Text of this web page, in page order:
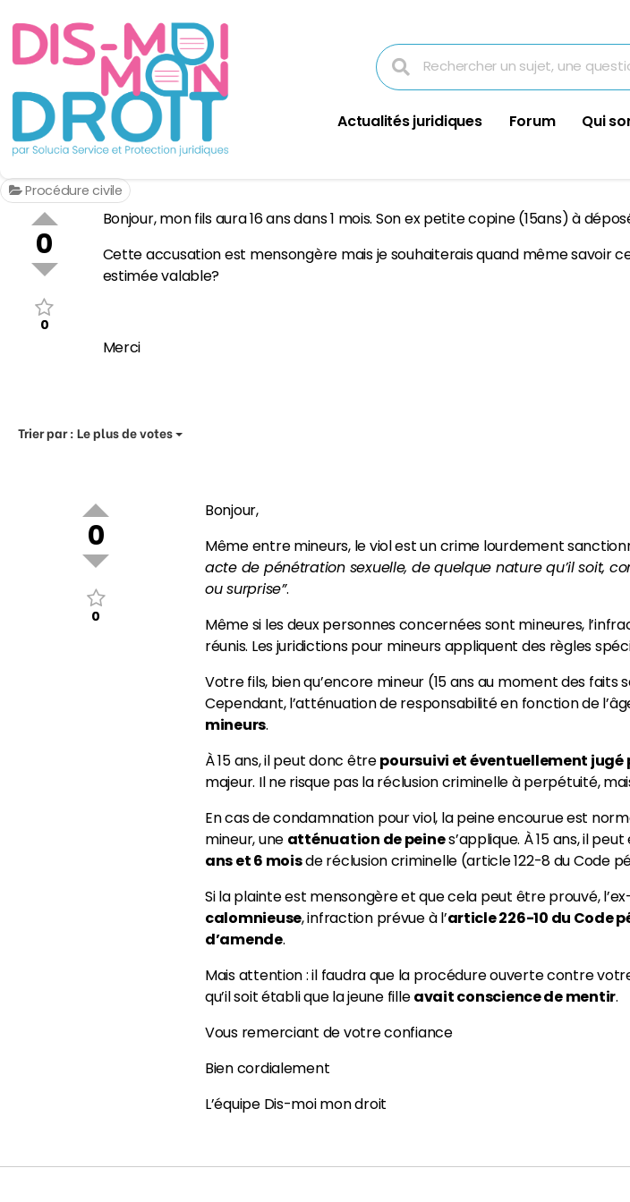
Actualités juridiques Forum Qui
Procédure civile
0
0
Bonjour, mon fils aura 16 ans dans 1 mois. Son ex petite copine (15ans) à
Cette accusation est mensongère mais je souhaiterais quand même savoir
estimée valable?
Merci
Trier par :Le plus de votes
0
0
Bonjour,
Même entre mineurs, le viol est un crime lourdement
acte de pénétration sexuelle, de quelque nature qu’il soit,
ou surprise”.
Même si les deux personnes concernées sont mineures,
réunis. Les juridictions pour mineurs appliquent des règles
Votre fils, bien qu’encore mineur (15 ans au moment des faits
Cependant, l’atténuation de responsabilité en fonction de
mineurs.
À 15 ans, il peut donc êtrepoursuivi et éventuellement jugé
majeur. Il ne risque pas la réclusion criminelle à perpétuité,
En cas de condamnation pour viol, la peine encourue est
mineur, une atténuation de peines’applique. À 15 ans, il
ans et 6 moisde réclusion criminelle (article 122-8 du Code
Si la plainte est mensongère et que cela peut être prouvé,
calomnieuse, infraction prévue à l’article 226-10 du Code
d’amende.
Mais attention : il faudra que la procédure ouverte contre
qu’il soit établi que la jeune filleavait conscience de mentir.
Vous remerciant de votre confiance
Bien cordialement
L’équipe Dis-moi mon droit